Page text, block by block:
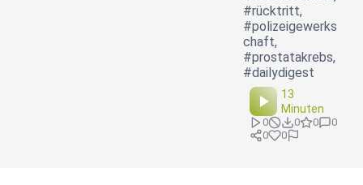
#rücktritt,
#polizeigewerks
chaft,
#prostatakrebs,
#dailydigest
13
Minuten
0 0 0
0
0
0